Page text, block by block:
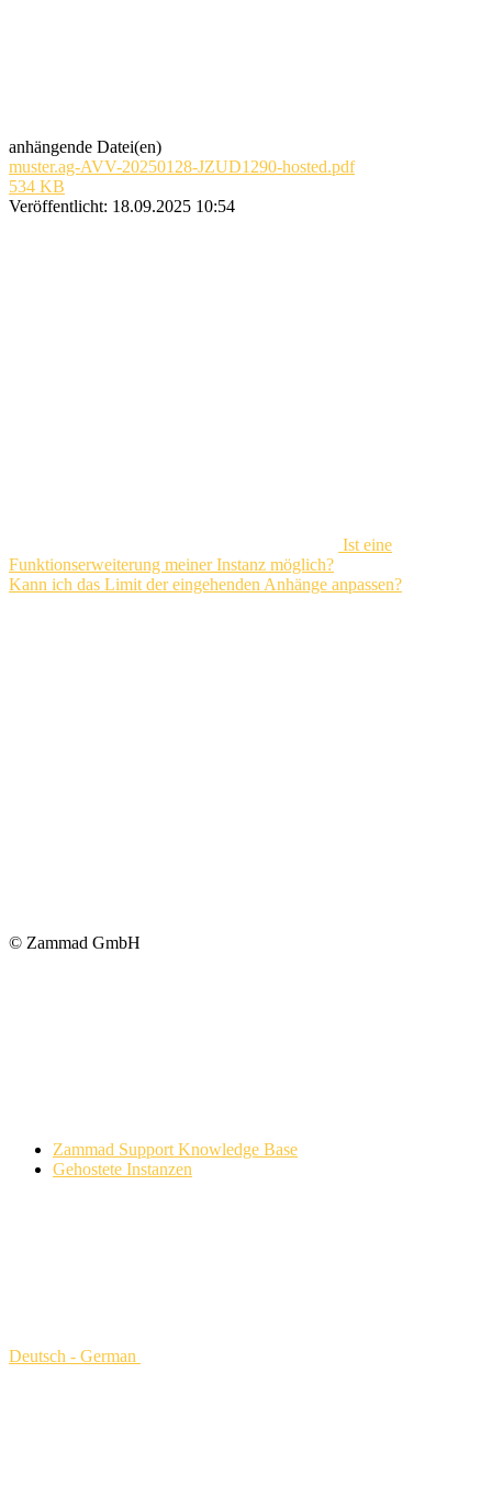
anhängende Datei(en)
muster.ag-AVV-20250128-JZUD1290-hosted.pdf
534 KB
Veröffentlicht: 18.09.2025 10:54
Ist eine
Funktionserweiterung meiner Instanz möglich?
Kann ich das Limit der eingehenden Anhänge anpassen?
© Zammad GmbH
Zammad Support Knowledge Base
Gehostete Instanzen
Deutsch - German